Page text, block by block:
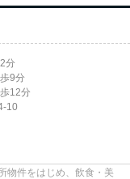
分
9分
12分
10
物件をはじめ、飲食・美